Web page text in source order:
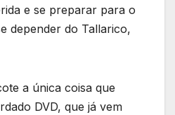
e se preparar para o
depender do Tallarico,
a única coisa que
DVD, que já vem